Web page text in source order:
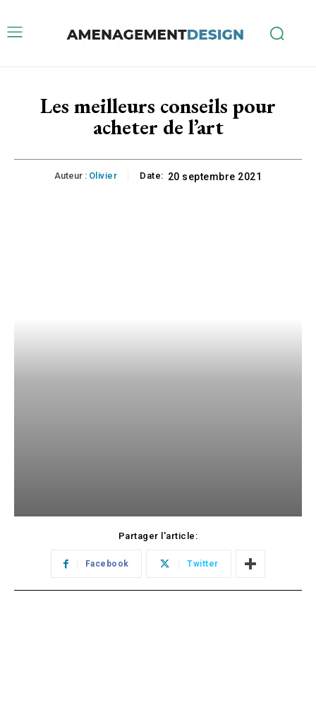
Les meilleurs conseils pour
acheter de l’art
Auteur : Olivier Date: 20 septembre 2021
Partager l'article:
Facebook Twitter